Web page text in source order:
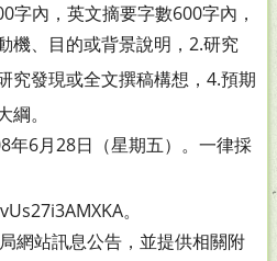
字內，英文摘要字數600字內，
機、目的或背景說明，2.研究
究發現或全文撰稿構想，4.預期
。
年6月28日（星期五）。一律採
。
網站訊息公告，並提供相關附